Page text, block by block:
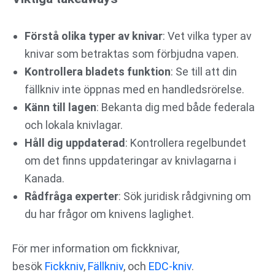
Förstå olika typer av knivar: Vet vilka typer av
knivar som betraktas som förbjudna vapen.
Kontrollera bladets funktion: Se till att din
fällkniv inte öppnas med en handledsrörelse.
Känn till lagen: Bekanta dig med både federala
och lokala knivlagar.
Håll dig uppdaterad: Kontrollera regelbundet
om det finns uppdateringar av knivlagarna i
Kanada.
Rådfråga experter: Sök juridisk rådgivning om
du har frågor om knivens laglighet.
För mer information om fickknivar,
besök Fickkniv, Fällkniv, och EDC-kniv.